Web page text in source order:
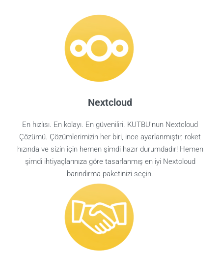
Nextcloud
En hızlısı. En kolayı. En güveniliri. KUTBU'nun Nextcloud
Çözümü. Çözümlerimizin her biri, ince ayarlanmıştır, roket
hızında ve sizin için hemen şimdi hazır durumdadır! Hemen
şimdi ihtiyaçlarınıza göre tasarlanmış en iyi Nextcloud
barındırma paketinizi seçin.